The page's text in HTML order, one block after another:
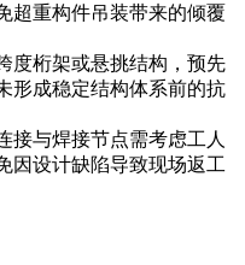
超重构件吊装带来的倾覆
度桁架或悬挑结构，预先
形成稳定结构体系前的抗
接与焊接节点需考虑工人
因设计缺陷导致现场返工